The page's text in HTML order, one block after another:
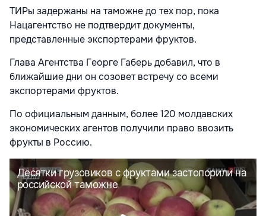
ТИРы задержаны на таможне до тех пор, пока
Нацагентство не подтвердит документы,
представленные экспортерами фруктов.
Глава Агентства Георге Габерь добавил, что в
ближайшие дни он созовет встречу со всеми
экспортерами фруктов.
По официальным данным, более 120 молдавских
экономических агентов получили право ввозить
фрукты в Россию.